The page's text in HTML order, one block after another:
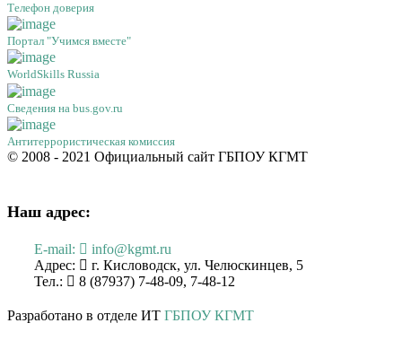
Телефон доверия
Портал "Учимся вместе"
WorldSkills Russia
Сведения на bus.gov.ru
Антитеррористическая комиссия
© 2008 - 2021 Официальный сайт ГБПОУ КГМТ
Наш адрес:
E-mail:
info@kgmt.ru
Адрес:
г. Кисловодск, ул. Челюскинцев, 5
Тел.:
8 (87937) 7-48-09, 7-48-12
Разработано в отделе ИТ ГБПОУ КГМТ